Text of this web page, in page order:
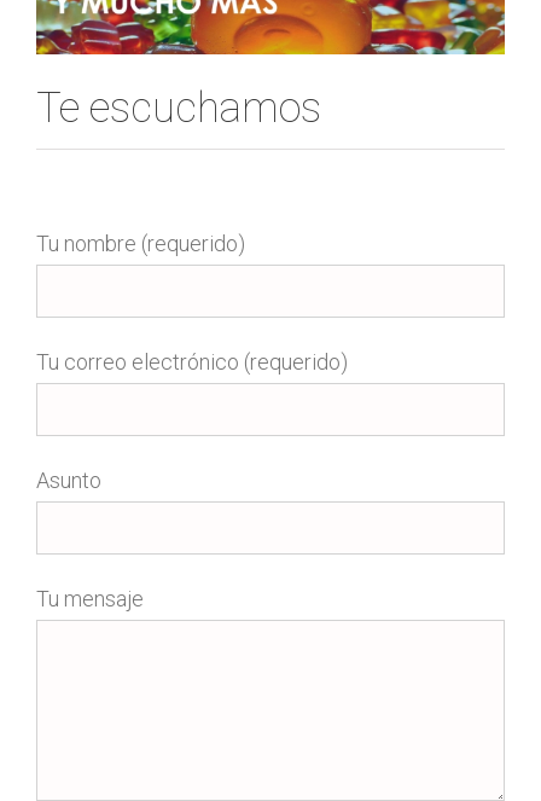
Te escuchamos
Tu nombre (requerido)
Tu correo electrónico (requerido)
Asunto
Tu mensaje